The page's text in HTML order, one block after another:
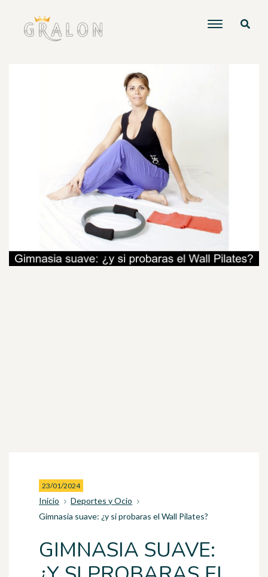
23/01/2024
Inicio
Deportes y Ocio
Gimnasia suave: ¿y si probaras el Wall Pilates?
GIMNASIA SUAVE: